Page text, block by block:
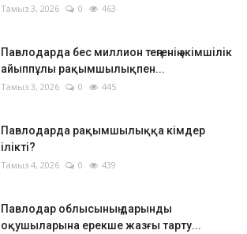
Тамыз 3, 2026 0 463
Павлодарда бес миллион теңгенің әкімшілік
айыппұлы рақымшылықпен...
Тамыз 3, 2026 0 445
Павлодарда рақымшылыққа кімдер
ілікті?
Тамыз 4, 2026 0 439
Павлодар облысының дарынды
оқушыларына ерекше жазғы тарту...